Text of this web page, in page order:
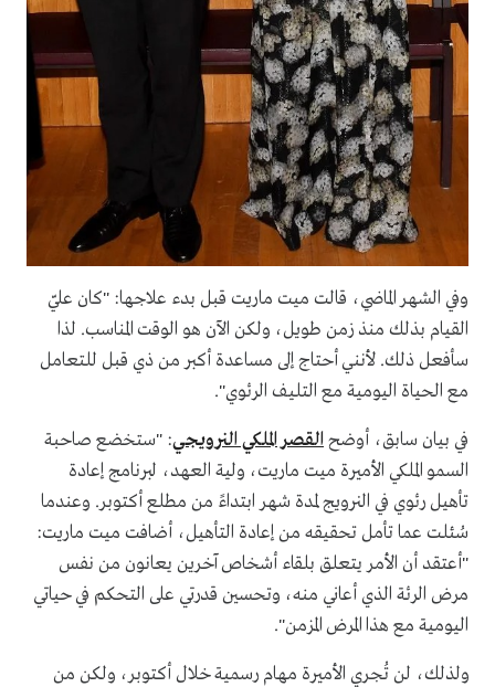
وفي الشهر الماضي، قالت ميت ماريت قبل بدء علاجها: "كان عليّ
القيام بذلك منذ زمن طويل، ولكن الآن هو الوقت المناسب. لذا
سأفعل ذلك. لأنني أحتاج إلى مساعدة أكبر من ذي قبل للتعامل
مع الحياة اليومية مع التليف الرئوي".
في بيان سابق، أوضحالقصر الملكي النرويجي: "ستخضع صاحبة
السمو الملكي الأميرة ميت ماريت، ولية العهد، لبرنامج إعادة
تأهيل رئوي في النرويج لمدة شهر ابتداءً من مطلع أكتوبر. وعندما
سُئلت عما تأمل تحقيقه من إعادة التأهيل، أضافت ميت ماريت:
"أعتقد أن الأمر يتعلق بلقاء أشخاص آخرين يعانون من نفس
مرض الرئة الذي أعاني منه، وتحسين قدرتي على التحكم في حياتي
اليومية مع هذا المرض المزمن".
ولذلك، لن تُجري الأميرة مهام رسمية خلال أكتوبر، ولكن من